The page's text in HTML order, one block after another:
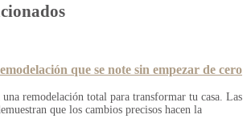
que se note sin empezar de cero
una remodelación total para transformar tu casa. Las
que los cambios precisos hacen la